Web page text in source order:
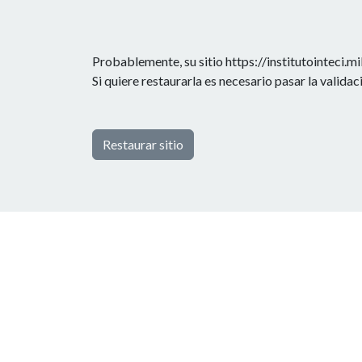
Probablemente, su sitio https://
Si quiere restaurarla es necesario pasar la
Restaurar sitio